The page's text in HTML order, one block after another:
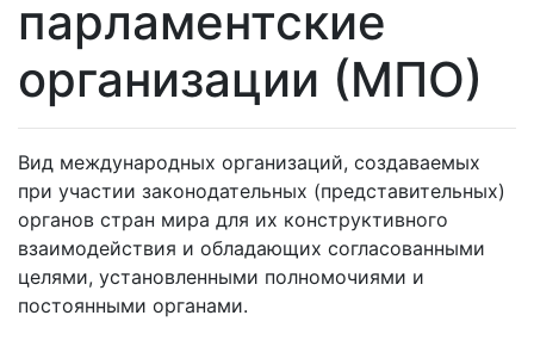
парламентские
организации (МПО)
Вид международных организаций, создаваемых
при участии законодательных (представительных)
органов стран мира для их конструктивного
взаимодействия и обладающих согласованными
целями, установленными полномочиями и
постоянными органами.